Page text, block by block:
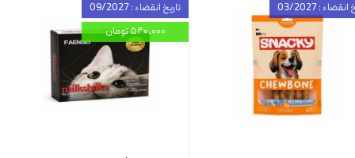
تاریخ انقضاء : 09/2027
۵۴۰,۰۰۰ تومان
: 03/2027